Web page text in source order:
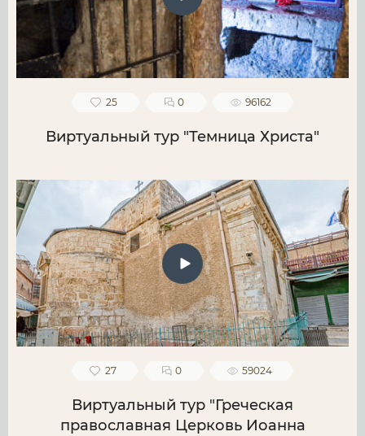
25 0 96162
Виртуальный тур "Темница Христа"
27 0 59024
Виртуальный тур "Греческая
православная Церковь Иоанна